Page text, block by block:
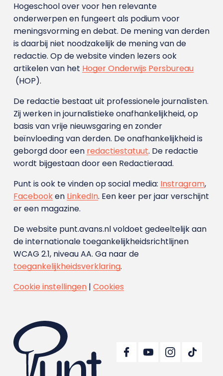
Hogeschool over voor hen relevante
onderwerpen en fungeert als podium voor
meningsvorming en debat. De mening van derden
is daarbij niet noodzakelijk de mening van de
redactie. Op de website vinden lezers ook
artikelen van het Hoger Onderwijs Persbureau
(HOP).
De redactie bestaat uit professionele journalisten.
Zij werken in journalistieke onafhankelijkheid, op
basis van vrije nieuwsgaring en zonder
beïnvloeding van derden. De onafhankelijkheid is
geborgd door een redactiestatuut. De redactie
wordt bijgestaan door een Redactieraad.
Punt is ook te vinden op social media: Instragram,
Facebooken LinkedIn. Een keer per jaar verschijnt
er een magazine.
De website punt.avans.nl voldoet gedeeltelijk aan
de internationale toegankelijkheidsrichtlijnen
WCAG 2.1, niveau AA. Ga naar de
toegankelijkheidsverklaring.
Cookie instellingen| Cookies